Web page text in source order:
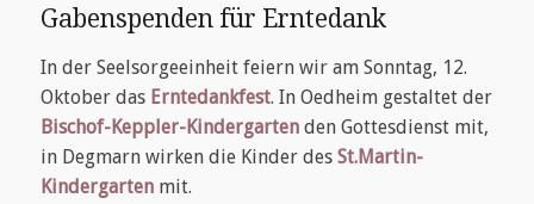
Gabenspenden für Erntedank
In der Seelsorgeeinheit feiern wir am Sonntag, 12.
Oktober das Erntedankfest. In Oedheim gestaltet der
Bischof-Keppler-Kindergartenden Gottesdienst mit,
in Degmarn wirken die Kinder des St.Martin-
Kindergartenmit.